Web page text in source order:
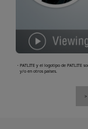
・PATLITE y el logotipo de PATLITE
y/o en otros países.